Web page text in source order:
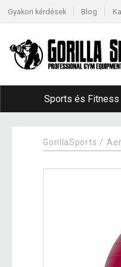
Gyakori kérdések Blog
Sports és Fitness
GorillaSports